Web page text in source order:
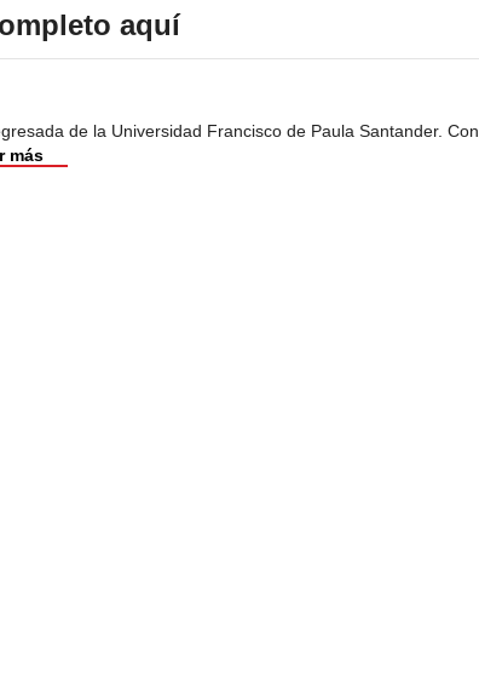
aquí
de la Universidad Francisco de Paula Santander. Con
más